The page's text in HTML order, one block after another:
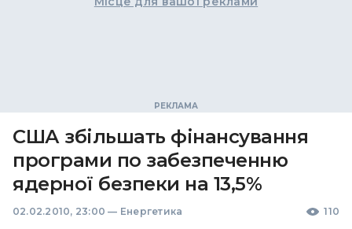
США збільшать фінансування
програми по забезпеченню
ядерної безпеки на 13,5%
02.02.2010, 23:00 — Енергетика 110